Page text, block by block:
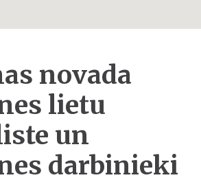
novada
lietu
un
darbinieki